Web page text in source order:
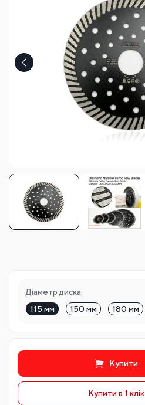
Діаметр диска:
115 мм
150 мм 180 мм
Купити
Купити в 1 клiк